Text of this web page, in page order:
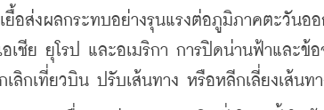
งผลกระทบอย่างรุนแรงต่อภูมิภาคตะวันออ
อเชีย ยุโรป และอเมริกา การปิดน่านฟ้าและข้
ลิกเที่ยวบิน ปรับเส้นทาง หรือหลีกเลี่ยงเส้นท